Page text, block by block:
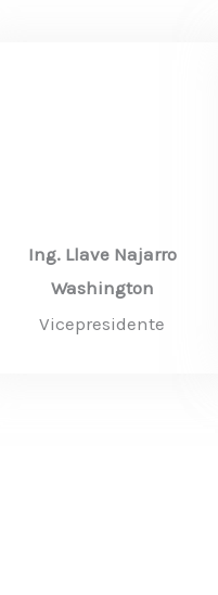
Ing. Llave Najarro
Washington
Vicepresidente